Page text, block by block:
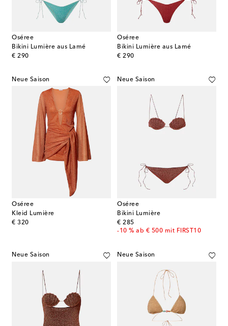
Oséree
Bikini Lumière aus Lamé
€ 290
original price
Oséree
Bikini Lumière aus Lamé
€ 290
original price
Neue Saison
Oséree
Kleid Lumière
€ 320
original price
Neue Saison
Oséree
Bikini Lumière
€ 285
original price
-10 % ab € 500 mit FIRST10
Neue Saison Neue Saison